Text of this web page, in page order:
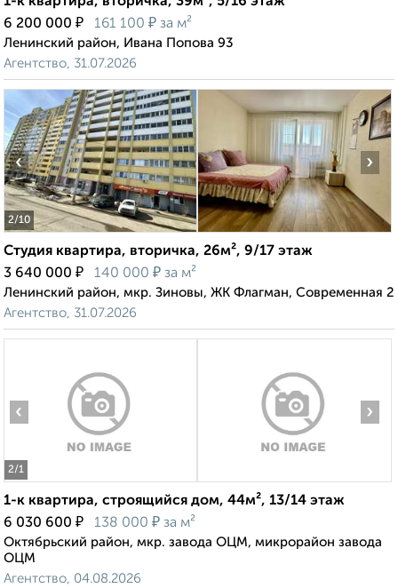
6 200 000 ₽ 161 100 ₽ за м²
Ленинский район, Ивана Попова 93
Агентство, 31.07.2026
2/10
‹ ›
Студия квартира, вторичка, 26м², 9/17 этаж
3 640 000 ₽ 140 000 ₽ за м²
Ленинский район, мкр. Зиновы, ЖК Флагман, Современная 2
Агентство, 31.07.2026
2/1
‹ ›
1-к квартира, строящийся дом, 44м², 13/14 этаж
6 030 600 ₽ 138 000 ₽ за м²
Октябрьский район, мкр. завода ОЦМ, микрорайон завода
ОЦМ
Агентство, 04.08.2026